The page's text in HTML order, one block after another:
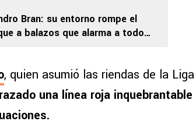
Bran: su entorno rompe el
a balazos que alarma a todo
, quien asumió las riendas de la Liga
una línea roja inquebrantable